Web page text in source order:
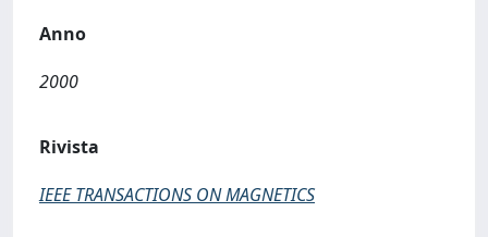
Anno
2000
Rivista
IEEE TRANSACTIONS ON MAGNETICS